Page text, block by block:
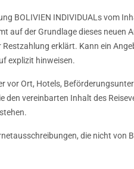
BOLIVIEN INDIVIDUALs vom
auf der Grundlage dieses
erklärt. Kann ein
explizit hinweisen.
vor Ort, Hotels,
den vereinbarten Inhalt des
die nicht von